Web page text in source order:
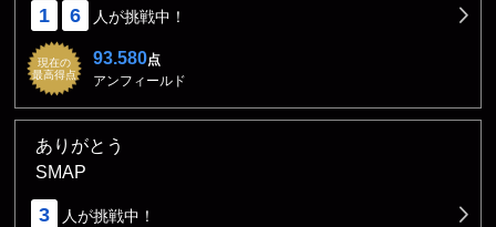
1 6 人が挑戦中！
現在の
最高得点
93.580点
アンフィールド
ありがとう
SMAP
3 人が挑戦中！